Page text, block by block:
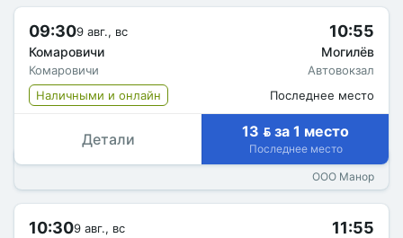
09:309 авг., вс
Комаровичи
Комаровичи
10:55
Могилёв
Автовокзал
Наличными и онлайн
Последнее место
Детали 13  за 1 место
Последнее место
ООО Манор
10:309 авг., вс 11:55